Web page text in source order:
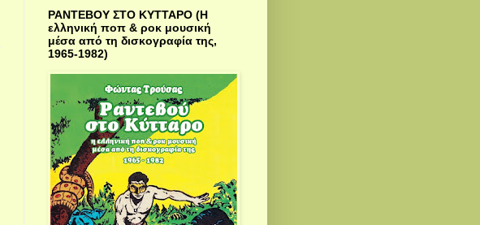
ΡΑΝΤΕΒΟΥ ΣΤΟ ΚΥΤΤΑΡΟ (Η
ελληνική ποπ & ροκ μουσική
μέσα από τη δισκογραφία της,
1965-1982)